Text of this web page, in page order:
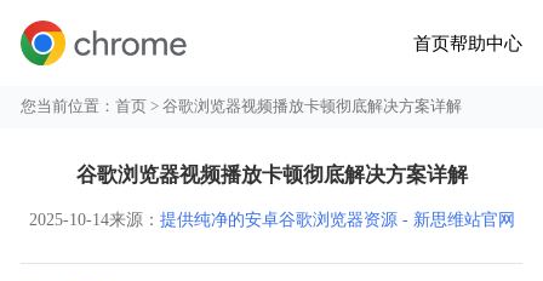
首页帮助中心
您当前位置：首页 > 谷歌浏览器视频播放卡顿彻底解决方案详解
谷歌浏览器视频播放卡顿彻底解决方案详解
2025-10-14来源： 提供纯净的安卓谷歌浏览器资源 - 新思维站官网